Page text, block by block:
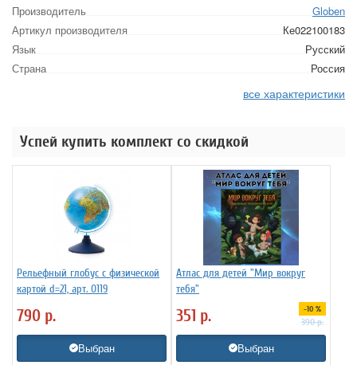
Производитель
Globen
Артикул производителя
Ке022100183
Язык
Русский
Страна
Россия
все характеристики
Успей купить комплект со скидкой
Рельефный глобус с физической
картой d=21, арт. 0119
790 р.
Выбран
Атлас для детей "Мир вокруг
тебя"
351 р. -10 %
390р.
Выбран